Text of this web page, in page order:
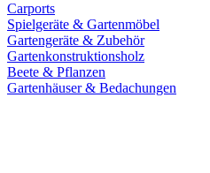
Carports
Spielgeräte & Gartenmöbel
Gartengeräte & Zubehör
Gartenkonstruktionsholz
Beete & Pflanzen
Gartenhäuser & Bedachungen